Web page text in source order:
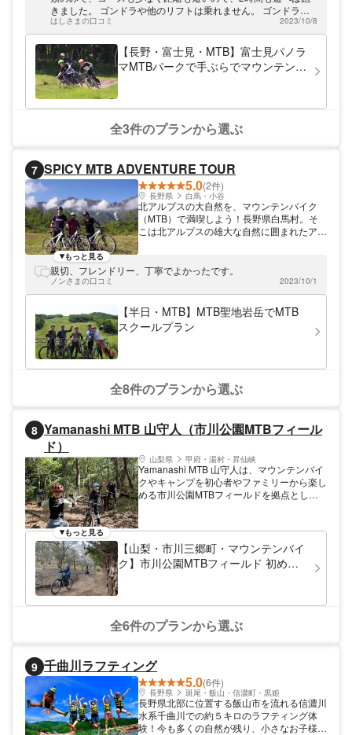
には自然を舞台にしたアクティビティが盛り
だくさん。BGHでは富士見の大自然を体い
っぱいに感じられるマウンテンバイク体験や
初心者に嬉しいレッスンもご提供中です！
楽しみ方豊富な4つのコース！ コースは4つ
ご用意しています。林の中を駆け抜けたり、
ッズ向けのミニサイズコースもあり、とにか
く楽しみ方が豊富！リフトにも乗れるのでレ
ジャー気分が最高に盛り上がりますよ！ビギ
い切りアクティブに楽しむならマウンテンバ
イク！キッズや女性にも安心のコース設計で
す。お気軽に遊んで行ってくださいね！
きました。 ゴンドラや他のリフトは乗れません。 ゴンドラで
山頂まで行き、景色を見るのが楽しみだったのに、それが叶わ
なくて残念でした。 初めてのマウンテンバイクで、常識を知ら
ない私が悪いとは思いますが、これで7千円とわかっていたら
体験しませんでした。
はしさまの口コミ 2023/10/8
【長野・富士見・MTB】富士見パノラ
マMTBパークで手ぶらでマウンテンバ
全3件のプランから選ぶ
7 SPICY MTB ADVENTURE TOUR
5.0(2件)
長野県 白馬・小谷
北アルプスの大自然を、マウンテンバイク
（MTB）で満喫しよう！長野県白馬村。そ
こは北アルプスの雄大な自然に囲まれたアウ
テンバイクを通じて提供しています。 経験
豊富なインストラクター／ガイドがご案内し
ます！ 冬はスノーボード／スキーなどのウ
ィンタースポーツ、夏はマウンテンバイク
（MTB）、様々なジャンルのスポーツをイ
ンストラクター／ガイドは経験してきている
に安心してお任せください。非日常の世界に
お連れいたします！ 気軽に体験！北アルプ
スの自然を感じよう！その時・その瞬間を常
一人ひとりが自然と一体化できるようなレッ
とんどがダウンヒル（下り）になりますの
で、体力に自信のない方でも大丈夫。道具は
無料にてレンタルとなっておりますので、動
きやすい服装で来ていただくだけです！ 山
い！
もっと見る
親切、フレンドリー、丁寧でよかったです。
ノンさまの口コミ 2023/10/1
【半日・MTB】MTB聖地岩岳でMTB
スクールプラン
全8件のプランから選ぶ
8 Yamanashi MTB 山守人（市川公園MTBフィール
ド）
山梨県 甲府・湯村・昇仙峡
Yamanashi MTB 山守人は、マウンテンバイ
クやキャンプを初心者やファミリーから楽し
める市川公園MTBフィールドを拠点とし
ゼロからマウンテンバイクを覚えて、勝手に
うまくなるマウンテンバイクコースでスキル
を磨いて、本格的な山道を走行するツアーに
もチャレンジできます。日帰りでマウンテン
り楽しむスタイルなど、それぞれに合った楽
しみ方が可能です。
もっと見る
【山梨・市川三郷町・マウンテンバイ
ク】市川公園MTBフィールド 初めて
全6件のプランから選ぶ
9 千曲川ラフティング
5.0(6件)
長野県 斑尾・飯山・信濃町・黒姫
長野県北部に位置する飯山市を流れる信濃川
水系千曲川での約５キロのラフティング体
験！今も多くの自然が残り、小さなお子様か